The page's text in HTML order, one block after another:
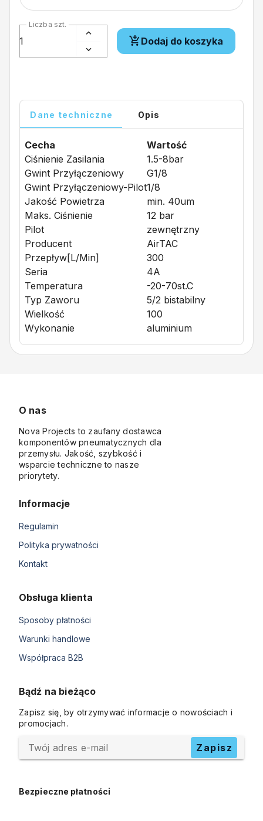
Liczba szt.
Dodaj do koszyka
Dane techniczne Opis
Cecha
Wartość
Ciśnienie Zasilania
1.5-8bar
Gwint Przyłączeniowy
G1/8
Gwint Przyłączeniowy-Pilot1/8
Jakość Powietrza
min. 40um
Maks. Ciśnienie
12 bar
Pilot
zewnętrzny
Producent
AirTAC
Przepływ[l/min]
300
Seria
4A
Temperatura
-20-70st.C
Typ Zaworu
5/2 bistabilny
Wielkość
100
Wykonanie
aluminium
O nas
Nova Projects to zaufany dostawca
komponentów pneumatycznych dla
przemysłu. Jakość, szybkość i
wsparcie techniczne to nasze
priorytety.
Informacje
Regulamin
Polityka prywatności
Kontakt
Obsługa klienta
Sposoby płatności
Warunki handlowe
Współpraca B2B
Bądź na bieżąco
Zapisz się, by otrzymywać informacje o nowościach i
promocjach.
Twój adres e-mail Zapisz
Bezpieczne płatności